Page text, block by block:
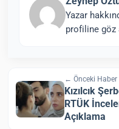
Yazar
profiline göz
← Önceki Haber
Kızılcık
RTÜK
Açıklama